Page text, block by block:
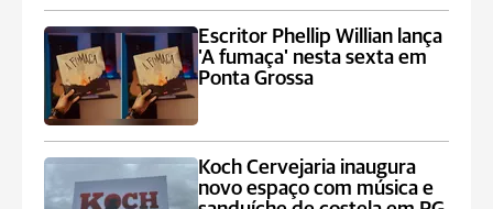
Escritor Phellip Willian lança
'A fumaça' nesta sexta em
Ponta Grossa
Koch Cervejaria inaugura
novo espaço com música e